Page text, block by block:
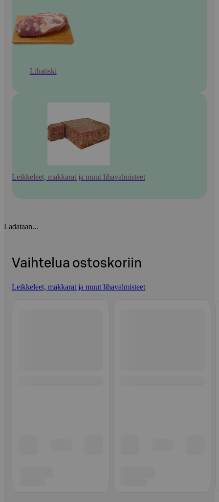
Lihatiski
Leikkeleet, makkarat ja muut lihavalmisteet
Ladataan...
Vaihtelua ostoskoriin
Leikkeleet, makkarat ja muut lihavalmisteet